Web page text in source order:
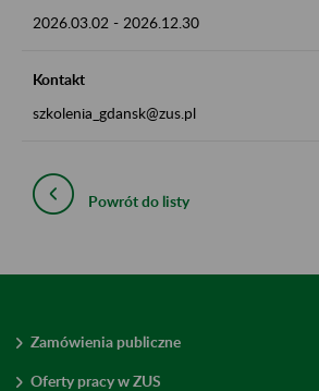
2026.03.02 - 2026.12.30
Kontakt
szkolenia_gdansk@zus.pl
Powrót do listy
Zamówienia publiczne
Oferty pracy w ZUS